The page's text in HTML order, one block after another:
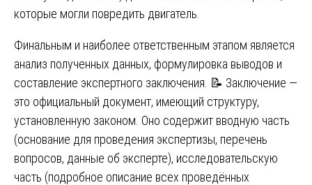
которые могли повредить двигатель.
Финальным и наиболее ответственным этапом является
анализ полученных данных, формулировка выводов и
составление экспертного заключения. 📝 Заключение —
это официальный документ, имеющий структуру,
установленную законом. Оно содержит вводную часть
(основание для проведения экспертизы, перечень
вопросов, данные об эксперте), исследовательскую
часть (подробное описание всех проведённых